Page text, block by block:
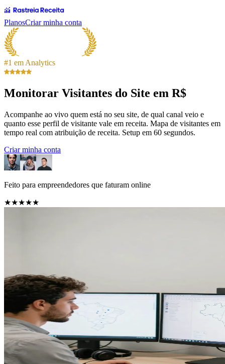
PlanosCriar minha conta
#1 em Analytics
Monitorar Visitantes do Site em R$
Acompanhe ao vivo quem está no seu site, de qual canal veio e
quanto esse perfil de visitante vale em receita. Mapa de visitantes em
tempo real com atribuição de receita. Setup em 60 segundos.
Criar minha conta
Feito para empreendedores que faturam online
★★★★★